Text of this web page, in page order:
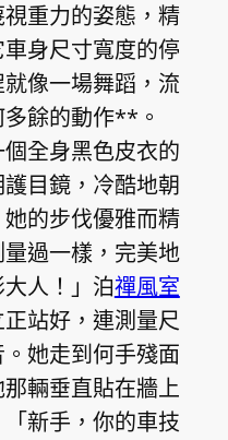
重力的姿態，精
身尺寸寬度的停
像一場舞蹈，流
餘的動作**。
全身黑色皮衣的
目鏡，冷酷地朝
的步伐優雅而精
過一樣，完美地
人！」泊禪風室
站好，連測量尺
她走到何手殘面
輛垂直貼在牆上
新手，你的車技